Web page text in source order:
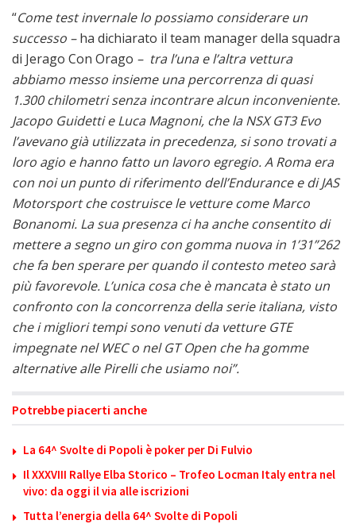
“Come test invernale lo possiamo considerare un
successo –ha dichiarato il team manager della squadra
di Jerago Con Orago – tra l’una e l’altra vettura
abbiamo messo insieme una percorrenza di quasi
1.300 chilometri senza incontrare alcun inconveniente.
Jacopo Guidetti e Luca Magnoni, che la NSX GT3 Evo
l’avevano già utilizzata in precedenza, si sono trovati a
loro agio e hanno fatto un lavoro egregio. A Roma era
con noi un punto di riferimento dell’Endurance e di JAS
Motorsport che costruisce le vetture come Marco
Bonanomi. La sua presenza ci ha anche consentito di
mettere a segno un giro con gomma nuova in 1’31”262
che fa ben sperare per quando il contesto meteo sarà
più favorevole. L’unica cosa che è mancata è stato un
confronto con la concorrenza della serie italiana, visto
che i migliori tempi sono venuti da vetture GTE
impegnate nel WEC o nel GT Open che ha gomme
alternative alle Pirelli che usiamo noi”.
Potrebbe piacerti anche
La 64^ Svolte di Popoli è poker per Di Fulvio
Il XXXVIII Rallye Elba Storico – Trofeo Locman Italy entra nel
vivo: da oggi il via alle iscrizioni
Tutta l’energia della 64^ Svolte di Popoli